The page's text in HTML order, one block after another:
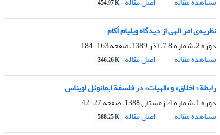
454.97 K
نظریه‌ی امر الهی از دیدگاه ویلیام اُکام
دوره 2، شماره 7.8، آذر 1389، صفحه
163-184
مشاهده مقاله
اصل مقاله 346.26 K
رابطة « اخلاق» و «الهیات» در فلسفة ایمانوئل لویناس
دوره 1، شماره 4، زمستان 1388، صفحه
27-42
مشاهده مقاله
اصل مقاله 588.25 K